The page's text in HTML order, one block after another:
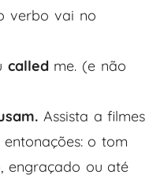
verbo vai no
calledme. (e não
Assista a filmes
o tom
engraçado ou até